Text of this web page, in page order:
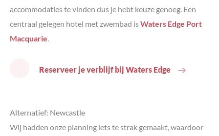
accommodaties te vinden dus je hebt keuze genoeg. Een
centraal gelegen hotel met zwembad isWaters Edge Port
Macquarie.
Reserveer je verblijf bij Waters Edge
Alternatief: Newcastle
Wij hadden onze planning iets te strak gemaakt, waardoor